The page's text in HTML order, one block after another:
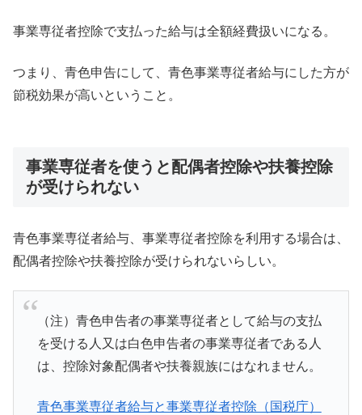
事業専従者控除で支払った給与は全額経費扱いになる。
つまり、青色申告にして、青色事業専従者給与にした方が
節税効果が高いということ。
事業専従者を使うと配偶者控除や扶養控除
が受けられない
青色事業専従者給与、事業専従者控除を利用する場合は、
配偶者控除や扶養控除が受けられないらしい。
（注）青色申告者の事業専従者として給与の支払
を受ける人又は白色申告者の事業専従者である人
は、控除対象配偶者や扶養親族にはなれません。
青色事業専従者給与と事業専従者控除（国税庁）